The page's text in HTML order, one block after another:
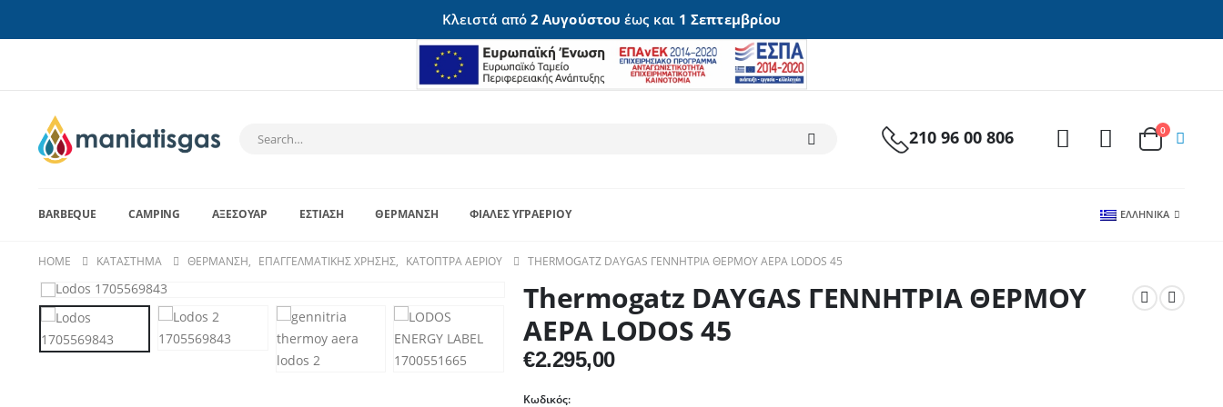
Κλειστά από 2 Αυγούστου έως και 1 Σεπτεμβρίου
210 96 00 806 0
BARBEQUE CAMPING ΑΞΕΣΟΥΆΡ ΕΣΤΊΑΣΗ ΘΈΡΜΑΝΣΗ ΦΙΆΛΕΣ ΥΓΡΑΕΡΊΟΥ ΕΛΛΗΝΙΚΆ
HOME ΚΑΤΆΣΤΗΜΑ ΘΈΡΜΑΝΣΗ, ΕΠΑΓΓΕΛΜΑΤΙΚΉΣ ΧΡΉΣΗΣ, ΚΆΤΟΠΤΡΑ ΑΕΡΊΟΥ THERMOGATZ DAYGAS ΓΕΝΝΗΤΡΙΑ ΘΕΡΜΟΥ ΑΕΡΑ LODOS 45
Thermogatz DAYGAS ΓΕΝΝΗΤΡΙΑ ΘΕΡΜΟΥ
ΑΕΡΑ LODOS 45
€2.295,00
Κωδικός: